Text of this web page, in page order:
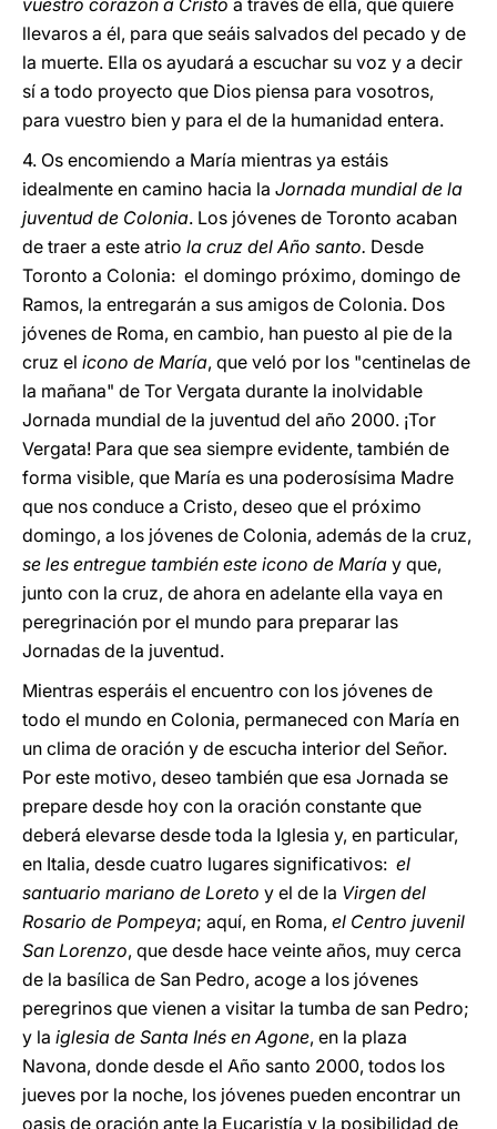
vuestro corazón a Cristo a través de ella, que quiere
llevaros a él, para que seáis salvados del pecado y de
la muerte. Ella os ayudará a escuchar su voz y a decir
sí a todo proyecto que Dios piensa para vosotros,
para vuestro bien y para el de la humanidad entera.
4. Os encomiendo a María mientras ya estáis
idealmente en camino hacia la Jornada mundial de la
juventud de Colonia. Los jóvenes de Toronto acaban
de traer a este atrio la cruz del Año santo. Desde
Toronto a Colonia: el domingo próximo, domingo de
Ramos, la entregarán a sus amigos de Colonia. Dos
jóvenes de Roma, en cambio, han puesto al pie de la
cruz el icono de María, que veló por los "centinelas de
la mañana" de Tor Vergata durante la inolvidable
Jornada mundial de la juventud del año 2000. ¡Tor
Vergata! Para que sea siempre evidente, también de
forma visible, que María es una poderosísima Madre
que nos conduce a Cristo, deseo que el próximo
domingo, a los jóvenes de Colonia, además de la cruz,
se les entregue también este icono de María y que,
junto con la cruz, de ahora en adelante ella vaya en
peregrinación por el mundo para preparar las
Jornadas de la juventud.
Mientras esperáis el encuentro con los jóvenes de
todo el mundo en Colonia, permaneced con María en
un clima de oración y de escucha interior del Señor.
Por este motivo, deseo también que esa Jornada se
prepare desde hoy con la oración constante que
deberá elevarse desde toda la Iglesia y, en particular,
en Italia, desde cuatro lugares significativos: el
santuario mariano de Loreto y el de la Virgen del
Rosario de Pompeya; aquí, en Roma, el Centro juvenil
San Lorenzo, que desde hace veinte años, muy cerca
de la basílica de San Pedro, acoge a los jóvenes
peregrinos que vienen a visitar la tumba de san Pedro;
y la iglesia de Santa Inés en Agone, en la plaza
Navona, donde desde el Año santo 2000, todos los
jueves por la noche, los jóvenes pueden encontrar un
oasis de oración ante la Eucaristía y la posibilidad de